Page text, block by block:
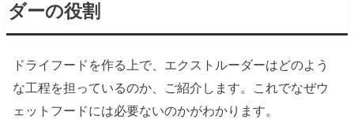
ダーの役割
ドライフードを作る上で、エクストルーダーはどのよう
な工程を担っているのか、ご紹介します。これでなぜウ
ェットフードには必要ないのかがわかります。